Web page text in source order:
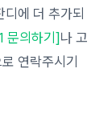
에 더 추가되
문의하기]나 고
연락주시기